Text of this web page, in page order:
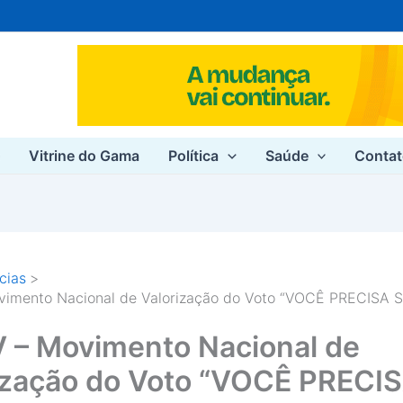
Vitrine do Gama Política Saúde
Nacional de Valorização do Voto “VOCÊ PRECISA
– Movimento Nacional de
do Voto “VOCÊ